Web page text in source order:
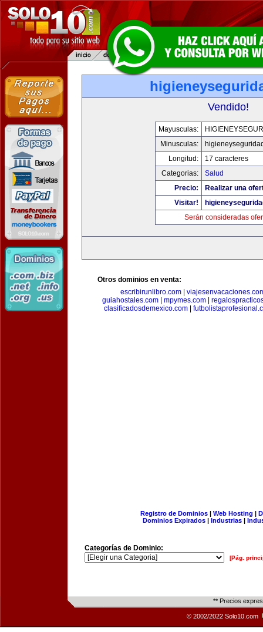
Vendido!
Mayusculas:
Minusculas:
Longitud:
17 caracteres
Categorias:
Salud
Precio:
Realizar una
Visitar!
Serán consideradas
Otros dominios en venta:
escribirunlibro.com
guiahostales.com| mpymes.com|
clasificadosdemexico.com|
Registro de Dominios| Web Hosting |
Dominios Expirados | Industrias |
Categorías de Dominio:
[Pág.
** Precios
© 2002/2022 Solo10.com